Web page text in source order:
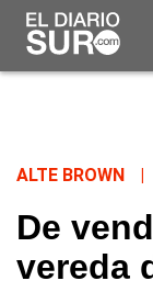
ALTE BROWN
De
vereda